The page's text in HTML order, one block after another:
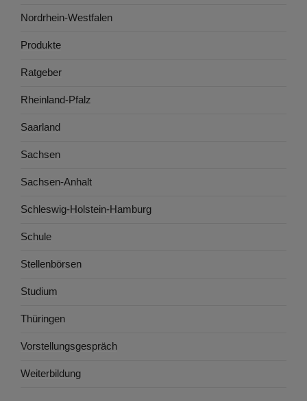
Nordrhein-Westfalen
Produkte
Ratgeber
Rheinland-Pfalz
Saarland
Sachsen
Sachsen-Anhalt
Schleswig-Holstein-Hamburg
Schule
Stellenbörsen
Studium
Thüringen
Vorstellungsgespräch
Weiterbildung